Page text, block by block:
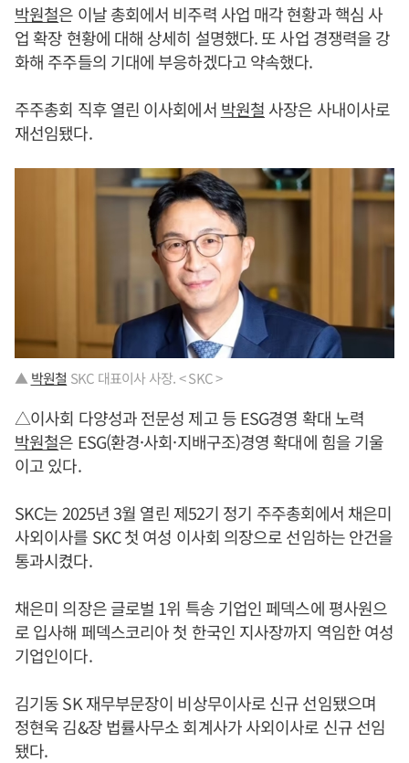
박원철은 이날 총회에서 비주력 사업 매각 현황과 핵심 사
업 확장 현황에 대해 상세히 설명했다. 또 사업 경쟁력을 강
화해 주주들의 기대에 부응하겠다고 약속했다.
주주총회 직후 열린 이사회에서 박원철 사장은 사내이사로
재선임됐다.
▲ 박원철 SKC 대표이사 사장. < SKC >
△이사회 다양성과 전문성 제고 등 ESG경영 확대 노력
박원철은 ESG(환경·사회·지배구조)경영 확대에 힘을 기울
이고 있다.
SKC는 2025년 3월 열린 제52기 정기 주주총회에서 채은미
사외이사를 SKC 첫 여성 이사회 의장으로 선임하는 안건을
통과시켰다.
채은미 의장은 글로벌 1위 특송 기업인 페덱스에 평사원으
로 입사해 페덱스코리아 첫 한국인 지사장까지 역임한 여성
기업인이다.
김기동 SK 재무부문장이 비상무이사로 신규 선임됐으며
정현욱 김&장 법률사무소 회계사가 사외이사로 신규 선임
됐다.